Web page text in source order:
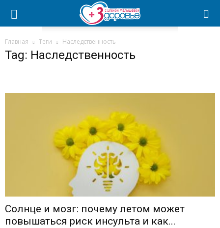
Главная Теги Наследственность
Tag: Наследственность
Солнце и мозг: почему летом может
повышаться риск инсульта и как...